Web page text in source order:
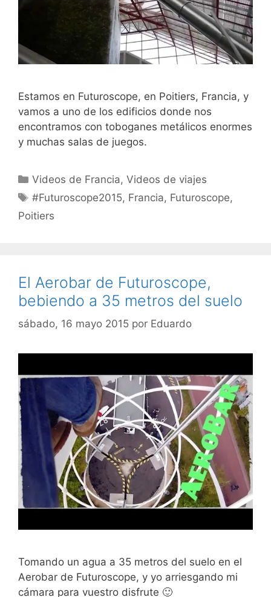
Estamos en Futuroscope, en Poitiers, Francia, y
vamos a uno de los edificios donde nos
encontramos con toboganes metálicos enormes
y muchas salas de juegos.
Categorías
Videos de Francia,Videos de viajes
Etiquetas
#Futuroscope2015, Francia, Futuroscope,
Poitiers
El Aerobar de Futuroscope,
bebiendo a 35 metros del suelo
sábado, 16 mayo 2015 por Eduardo
Tomando un agua a 35 metros del suelo en el
Aerobar de Futuroscope, y yo arriesgando mi
cámara para vuestro disfrute 🙂